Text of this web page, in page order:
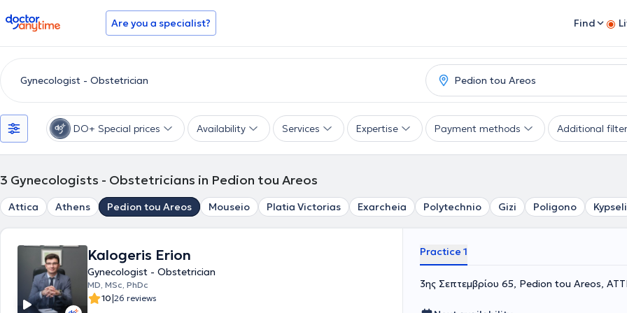
doctoranytime Are you a specialist? Find
DO+ Special prices Availability Services Expertise Payment methods Additional
3 Gynecologists - Obstetricians in Pedion tou Areos
Attica Athens Pedion tou Areos Mouseio Platia Victorias Exarcheia Polytechnio Gizi Poligono Kypseli
Kalogeris Erion
Gynecologist - Obstetrician
MD, MSc, PhDc
10|26 reviews
Practice 1
3ης Σεπτεμβρίου 65, Pedion tou Areos,